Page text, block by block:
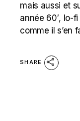
mais aussi et
année 60′, lo-
comme il s’en
SHARE